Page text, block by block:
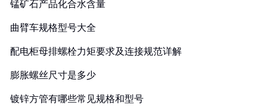
锰矿石产品化合水含量
曲臂车规格型号大全
配电柜母排螺栓力矩要求及连接规范详解
膨胀螺丝尺寸是多少
镀锌方管有哪些常见规格和型号